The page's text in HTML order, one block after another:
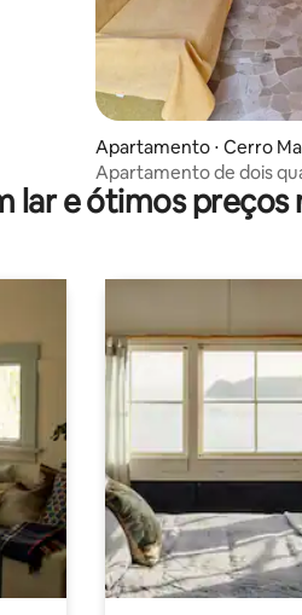
Apartamento ⋅ Cerro
re
Apartamento de dois
de Milão
lar e ótimos preços